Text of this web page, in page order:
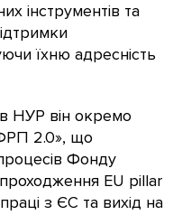
інструментів та
їхню адресність
НУР він окремо
ФРП 2.0», що
Фонду
EU pillar
з ЄС та вихід на